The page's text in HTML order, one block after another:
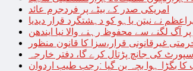
امریکی صدر کے بیٹے پر فردجرم عائد
نے نیتن یاہو کو دہشتگرد قرار دیدیا
آگ لگنے سے محفوظ رہنے والا نیا ایندھن
غیرقانونی قرار،سزا کا قانون منظور
کی جانچ پڑتال کرے گا، دفتر خارجہ
بگڑا ہوا بچہ بن گیا :رجب طیب اردوان